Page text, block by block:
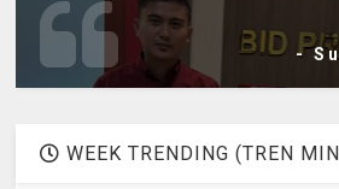
-
WEEK TRENDING (TREN